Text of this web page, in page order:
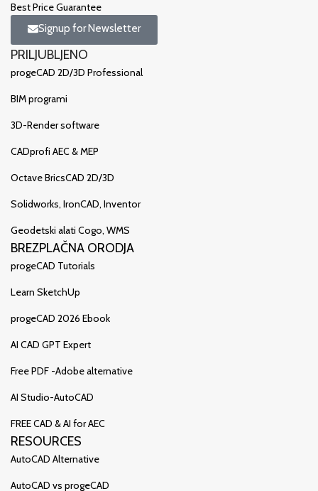
Best Price Guarantee
Signup for Newsletter
PRILJUBLJENO
progeCAD 2D/3D Professional
BIM programi
3D-Render software
CADprofi AEC & MEP
Octave BricsCAD 2D/3D
Solidworks, IronCAD, Inventor
Geodetski alati Cogo, WMS
BREZPLAČNA ORODJA
progeCAD Tutorials
Learn SketchUp
progeCAD 2026 Ebook
AI CAD GPT Expert
Free PDF -Adobe alternative
AI Studio-AutoCAD
FREE CAD & AI for AEC
RESOURCES
AutoCAD Alternative
AutoCAD vs progeCAD